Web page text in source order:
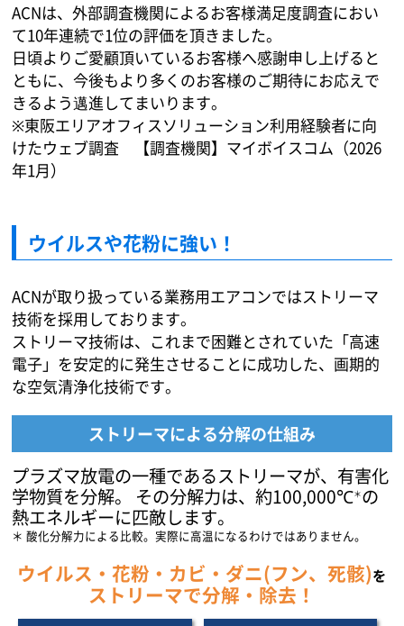
ACNは、外部調査機関によるお客様満足度調査におい
て10年連続で1位の評価を頂きました。
日頃よりご愛顧頂いているお客様へ感謝申し上げると
ともに、今後もより多くのお客様のご期待にお応えで
きるよう邁進してまいります。
※東阪エリアオフィスソリューション利用経験者に向
けたウェブ調査 【調査機関】マイボイスコム（2026
年1月）
ウイルスや花粉に強い！
ACNが取り扱っている業務用エアコンではストリーマ
技術を採用しております。
ストリーマ技術は、これまで困難とされていた「高速
電子」を安定的に発生させることに成功した、画期的
な空気清浄化技術です。
ストリーマによる分解の仕組み
プラズマ放電の一種であるストリーマが、有害化
学物質を分解。
その分解力は、約100,000℃＊の
熱エネルギーに匹敵します。
酸化分解力による比較。実際に高温になるわけではありません。
ウイルス・花粉・カビ・ダニ(フン、死骸)を
ストリーマで分解・除去！